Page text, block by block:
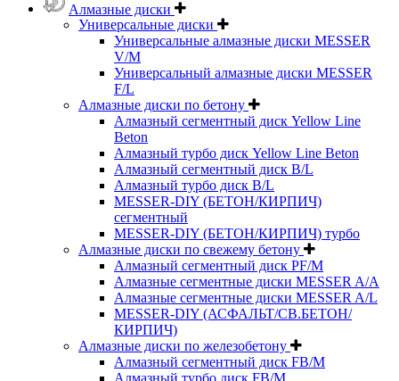
Алмазные диски
Универсальные диски
Универсальные алмазные диски MESSER
V/M
Универсальный алмазные диски MESSER
F/L
Алмазные диски по бетону
Алмазный сегментный диск Yellow Line
Beton
Алмазный турбо диск Yellow Line Beton
Алмазный сегментный диск B/L
Алмазный турбо диск B/L
MESSER-DIY (БЕТОН/КИРПИЧ)
сегментный
MESSER-DIY (БЕТОН/КИРПИЧ) турбо
Алмазные диски по свежему бетону
Алмазный сегментный диск PF/M
Алмазные сегментные диски MESSER A/A
Алмазные сегментные диски MESSER A/L
MESSER-DIY (АСФАЛЬТ/СВ.БЕТОН/
КИРПИЧ)
Алмазные диски по железобетону
Алмазный сегментный диск FB/M